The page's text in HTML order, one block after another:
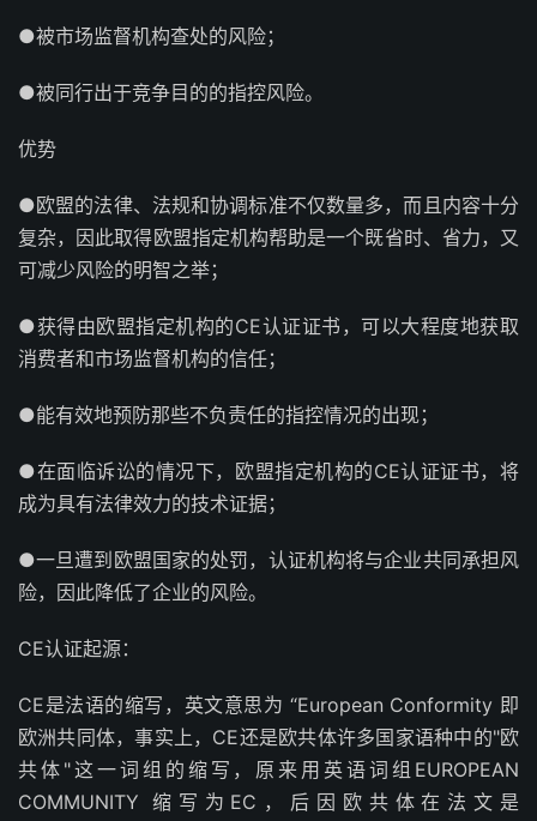
●被市场监督机构查处的风险；
●被同行出于竞争目的的指控风险。
优势
●欧盟的法律、法规和协调标准不仅数量多，而且内容十分
复杂，因此取得欧盟指定机构帮助是一个既省时、省力，又
可减少风险的明智之举；
●获得由欧盟指定机构的CE认证证书，可以大程度地获取
消费者和市场监督机构的信任；
●能有效地预防那些不负责任的指控情况的出现；
●在面临诉讼的情况下，欧盟指定机构的CE认证证书，将
成为具有法律效力的技术证据；
●一旦遭到欧盟国家的处罚，认证机构将与企业共同承担风
险，因此降低了企业的风险。
CE认证起源：
CE是法语的缩写，英文意思为 “European Conformity 即
欧洲共同体，事实上，CE还是欧共体许多国家语种中的"欧
共体"这一词组的缩写，原来用英语词组EUROPEAN
COMMUNITY 缩写为EC，后因欧共体在法文是